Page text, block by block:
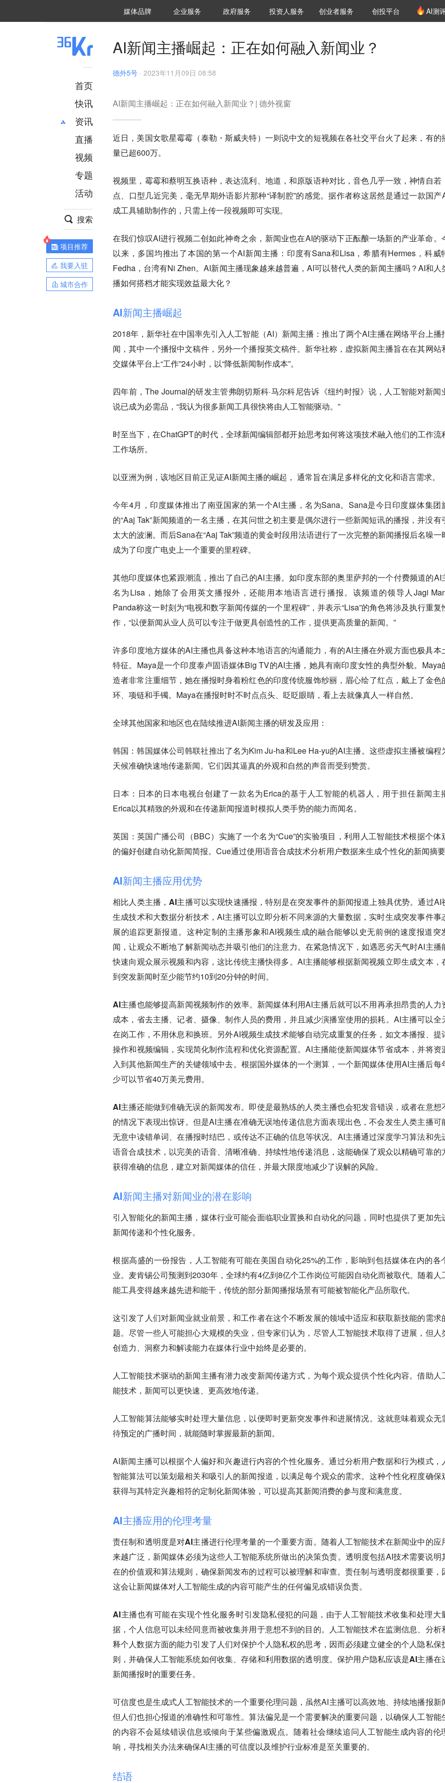
媒体品牌 36Kr研究院
企业服务 城市之窗
政府服务 VClub投资机构库
投资机构职位推介
投资人服务 创投氪堂
创业者服务 创投平台 AI测
首页
快讯
资讯
推荐
财经
项目推荐
安徽
直播
视频
专题
活动
搜索
项目推荐
我要入驻
城市合作
AI新闻主播崛起：正在如何融入新闻业？
德外5号 · 2023年11月09日 08:58
AI新闻主播崛起：正在如何融入新闻业？| 德外视窗
近日，美国女歌星霉霉（泰勒・斯威夫特）一则说中文的短视频在各社交平台火了起来，有的
量已超600万。
视频里，霉霉和蔡明互换语种，表达流利、地道，和原版语种对比，音色几乎一致，神情自若
点、口型几近完美，毫无早期外语影片那种“译制腔”的感觉。据作者称这居然是通过一款国产
成工具辅助制作的，只需上传一段视频即可实现。
在我们惊叹AI进行视频二创如此神奇之余，新闻业也在AI的驱动下正酝酿一场新的产业革命。
以来，多国均推出了本国的第一个AI新闻主播：印度有Sana和Lisa，希腊有Hermes，科威
Fedha，台湾有Ni Zhen。AI新闻主播现象越来越普遍，AI可以替代人类的新闻主播吗？AI和人
播如何搭档才能实现效益最大化？
AI新闻主播崛起
2018年，新华社在中国率先引入人工智能（AI）新闻主播：推出了两个AI主播在网络平台上播
闻，其中一个播报中文稿件，另外一个播报英文稿件。新华社称，虚拟新闻主播旨在在其网站
交媒体平台上“工作”24小时，以“降低新闻制作成本”。
四年前，The Journal的研发主管弗朗切斯科·马尔科尼告诉《纽约时报》说，人工智能对新闻
说已成为必需品，“我认为很多新闻工具很快将由人工智能驱动。”
时至当下，在ChatGPT的时代，全球新闻编辑部都开始思考如何将这项技术融入他们的工作流
工作场所。
以亚洲为例，该地区目前正见证AI新闻主播的崛起， 通常旨在满足多样化的文化和语言需求。
今年4月，印度媒体推出了南亚国家的第一个AI主播，名为Sana。Sana是今日印度媒体集团
的“Aaj Tak”新闻频道的一名主播，在其问世之初主要是偶尔进行一些新闻短讯的播报，并没有
太大的波澜。而后Sana在“Aaj Tak”频道的黄金时段用法语进行了一次完整的新闻播报后名噪一
成为了印度广电史上一个重要的里程碑。
其他印度媒体也紧跟潮流，推出了自己的AI主播。如印度东部的奥里萨邦的一个付费频道的AI
名为Lisa，她除了会用英文播报外，还能用本地语言进行播报。该频道的领导人Jagi
Panda称这一时刻为“电视和数字新闻传媒的一个里程碑”，并表示“Lisa”的角色将涉及执行重复
作，“以便新闻从业人员可以专注于做更具创造性的工作，提供更高质量的新闻。 ”
许多印度地方媒体的AI主播也具备这种本地语言的沟通能力，有的AI主播在外观方面也极具本
特征。Maya是一个印度泰卢固语媒体Big TV的AI主播，她具有南印度女性的典型外貌。Maya
造者非常注重细节，她在播报时身着粉红色的印度传统服饰纱丽，眉心绘了红点，戴上了金色
环、项链和手镯。Maya在播报时时不时点点头、眨眨眼睛，看上去就像真人一样自然。
全球其他国家和地区也在陆续推进AI新闻主播的研发及应用：
韩国：韩国媒体公司韩联社推出了名为Kim Ju-ha和Lee Ha-yu的AI主播。这些虚拟主播被编程
天候准确快速地传递新闻。它们因其逼真的外观和自然的声音而受到赞赏。
日本：日本的日本电视台创建了一款名为Erica的基于人工智能的机器人，用于担任新闻主
Erica以其精致的外观和在传递新闻报道时模拟人类手势的能力而闻名。
英国：英国广播公司（BBC）实施了一个名为“Cue”的实验项目，利用人工智能技术根据个体
的偏好创建自动化新闻简报。Cue通过使用语音合成技术分析用户数据来生成个性化的新闻摘要
AI新闻主播应用优势
相比人类主播，AI主播可以实现快速播报，特别是在突发事件的新闻报道上独具优势。通过AI
生成技术和大数据分析技术，AI主播可以立即分析不同来源的大量数据，实时生成突发事件事
展的追踪更新报道。这种定制的主播形象和AI视频生成的融合能够以史无前例的速度报道突
闻，让观众不断地了解新闻动态并吸引他们的注意力。在紧急情况下，如遇恶劣天气时AI主播
快速向观众展示视频和内容，这比传统主播快得多。AI主播能够根据新闻视频立即生成文本，
到突发新闻时至少能节约10到20分钟的时间。
AI主播也能够提高新闻视频制作的效率。 新闻媒体利用AI主播后就可以不用再承担昂贵的人力
成本，省去主播、记者、摄像、制作人员的费用，并且减少演播室使用的损耗。AI主播可以全
在岗工作，不用休息和换班。另外AI视频生成技术能够自动完成重复的任务，如文本播报、提
操作和视频编辑，实现简化制作流程和优化资源配置。AI主播能使新闻媒体节省成本，并将资
入到其他新闻生产的关键领域中去。根据国外媒体的一个测算，一个新闻媒体使用AI主播后每
少可以节省40万美元费用。
AI主播还能做到准确无误的新闻发布。 即使是最熟练的人类主播也会犯发音错误，或者在意想
的情况下表现出惊讶。但是AI主播在准确无误地传递信息方面表现出色，不会发生人类主播可
无意中读错单词、在播报时结巴，或传达不正确的信息等状况。AI主播通过深度学习算法和先
语音合成技术，以完美的语音、清晰准确、持续性地传递消息，这能确保了观众以精确可靠的
获得准确的信息，建立对新闻媒体的信任，并最大限度地减少了误解的风险。
AI新闻主播对新闻业的潜在影响
引入智能化的新闻主播， 媒体行业可能会面临职业置换和自动化的问题，同时也提供了更加先
新闻传递和个性化服务。
根据高盛的一份报告，人工智能有可能在美国自动化25%的工作，影响到包括媒体在内的各
业。麦肯锡公司预测到2030年，全球约有4亿到8亿个工作岗位可能因自动化而被取代。随着人
能工具变得越来越先进和能干，传统的部分新闻播报场景有可能被智能化产品所取代。
这引发了人们对新闻业就业前景，和工作者在这个不断发展的领域中适应和获取新技能的需求
题。尽管一些人可能担心大规模的失业，但专家们认为，尽管人工智能技术取得了进展， 但人
创造力、洞察力和解读能力在媒体行业中始终是必要的。
人工智能技术驱动的新闻主播有潜力改变新闻传递方式，为每个观众提供个性化内容。借助人
能技术，新闻可以更快速、更高效地传递。
人工智能算法能够实时处理大量信息，以便即时更新突发事件和进展情况。这就意味着观众无
待预定的广播时间，就能随时掌握最新的新闻。
AI新闻主播可以根据个人偏好和兴趣进行内容的个性化服务。通过分析用户数据和行为模式，
智能算法可以策划最相关和吸引人的新闻报道，以满足每个观众的需求。这种个性化程度确保
获得与其特定兴趣相符的定制化新闻体验，可以提高其新闻消费的参与度和满意度。
AI主播应用的伦理考量
责任制和透明度是对AI主播进行伦理考量的一个重要方面。 随着人工智能技术在新闻业中的应
来越广泛，新闻媒体必须为这些人工智能系统所做出的决策负责。透明度包括AI技术需要说明
在的价值观和算法规则，确保新闻发布的过程可以被理解和审查。责任制与透明度都很重要，
这会让新闻媒体对人工智能生成的内容可能产生的任何偏见或错误负责。
AI主播也有可能在实现个性化服务时引发隐私侵犯的问题 ，由于人工智能技术收集和处理大
据，个人信息可以未经同意而被收集并用于意想不到的目的。人工智能技术在监测信息、分析
释个人数据方面的能力引发了人们对保护个人隐私权的思考，因而必须建立健全的个人隐私保
则，并确保人工智能系统如何收集、存储和利用数据的透明度。 保护用户隐私应该是AI主播在
新闻播报时的重要任务。
可信度也是生成式人工智能技术的一个重要伦理问题 ，虽然AI主播可以高效地、持续地播报新
但人们也担心报道的准确性和可靠性。算法偏见是一个需要解决的重要问题 ，以确保人工智能
的内容不会延续错误信息或倾向于某些偏激观点。随着社会继续追问人工智能生成内容的伦
响，寻找相关办法来确保AI主播的可信度以及维护行业标准是至关重要的。
结语